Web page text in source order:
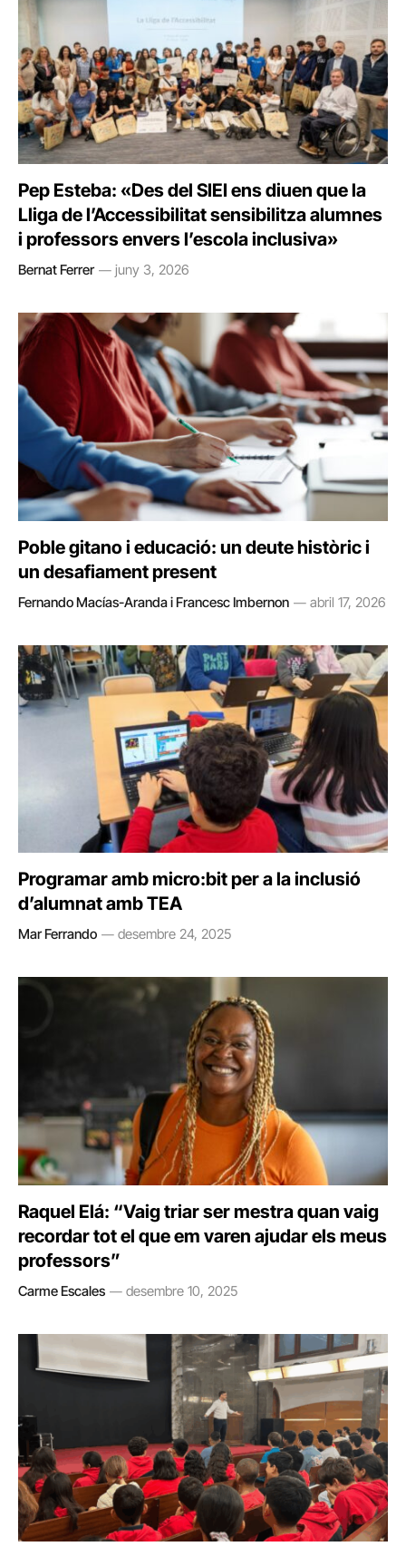
Pep Esteba: «Des del SIEI ens diuen que la
Lliga de l’Accessibilitat sensibilitza alumnes
i professors envers l’escola inclusiva»
Bernat Ferrer juny 3, 2026
Poble gitano i educació: un deute històric i
un desafiament present
Fernando Macías-Aranda i Francesc Imbernon abril 17, 2026
Programar amb micro:bit per a la inclusió
d’alumnat amb TEA
Mar Ferrando desembre 24, 2025
Raquel Elá: “Vaig triar ser mestra quan vaig
recordar tot el que em varen ajudar els meus
professors”
Carme Escales desembre 10, 2025